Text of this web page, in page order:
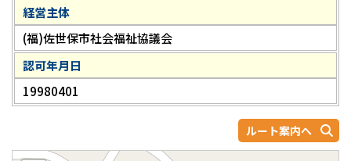
経営主体
(福)佐世保市社会福祉協議会
認可年月日
19980401
ルート案内へ